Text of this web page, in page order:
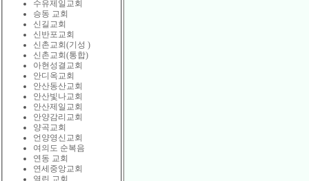
수유제일교회
승동 교회
신길교회
신반포교회
신촌교회(기성 )
신촌교회(통합)
아현성결교회
안디옥교회
안산동산교회
안산빛나교회
안산제일교회
안양감리교회
양곡교회
언양영신교회
여의도 순복음
연동 교회
연세중앙교회
열린 교회